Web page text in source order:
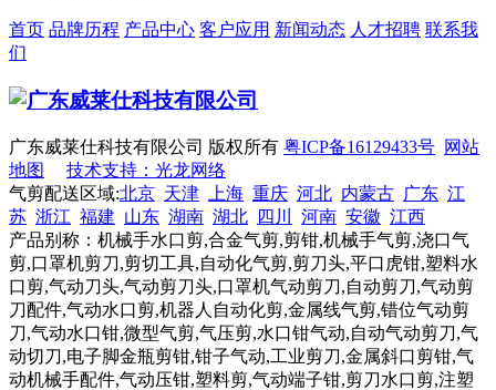
首页 品牌历程 产品中心 客户应用 新闻动态 人才招聘 联系我
们
广东威莱仕科技有限公司 版权所有 粤ICP备16129433号 网站
地图
技术支持：光龙网络
气剪配送区域:北京 天津 上海 重庆 河北 内蒙古 广东 江
苏 浙江 福建 山东 湖南 湖北 四川 河南 安徽 江西
产品别称：机械手水口剪,合金气剪,剪钳,机械手气剪,浇口气
剪,口罩机剪刀,剪切工具,自动化气剪,剪刀头,平口虎钳,塑料水
口剪,气动刀头,气动剪刀头,口罩机气动剪刀,自动剪刀,气动剪
刀配件,气动水口剪,机器人自动化剪,金属线气剪,错位气动剪
刀,气动水口钳,微型气剪,气压剪,水口钳气动,自动气动剪刀,气
动切刀,电子脚金瓶剪钳,钳子气动,工业剪刀,金属斜口剪钳,气
动机械手配件,气动压钳,塑料剪,气动端子钳,剪刀水口剪,注塑